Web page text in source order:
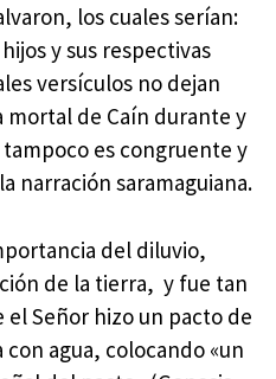
los cuales serían:
y sus respectivas
versículos no dejan
mortal de Caín durante y
es congruente y
narración saramaguiana.
del diluvio,
de la tierra, y fue tan
Señor hizo un pacto de
agua, colocando «un